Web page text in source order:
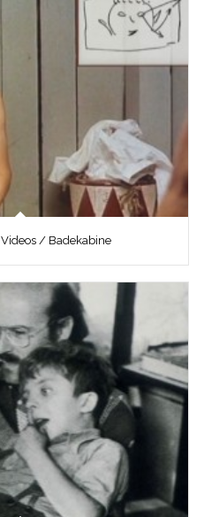
/ Badekabine